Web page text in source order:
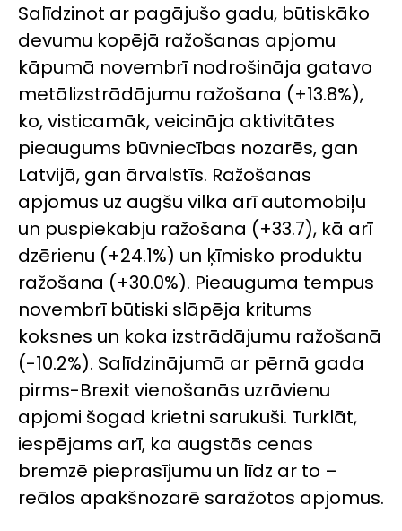
Salīdzinot ar pagājušo gadu, būtiskāko
devumu kopējā ražošanas apjomu
kāpumā novembrī nodrošināja gatavo
metālizstrādājumu ražošana (+13.8%),
ko, visticamāk, veicināja aktivitātes
pieaugums būvniecības nozarēs, gan
Latvijā, gan ārvalstīs. Ražošanas
apjomus uz augšu vilka arī automobiļu
un puspiekabju ražošana (+33.7), kā arī
dzērienu (+24.1%) un ķīmisko produktu
ražošana (+30.0%). Pieauguma tempus
novembrī būtiski slāpēja kritums
koksnes un koka izstrādājumu ražošanā
(-10.2%). Salīdzinājumā ar pērnā gada
pirms-Brexit vienošanās uzrāvienu
apjomi šogad krietni sarukuši. Turklāt,
iespējams arī, ka augstās cenas
bremzē pieprasījumu un līdz ar to –
reālos apakšnozarē saražotos apjomus.